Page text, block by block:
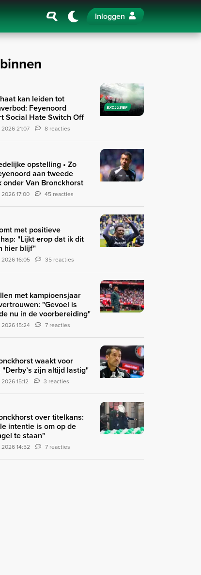
Inloggen
EXCLUSIEF
kan leiden tot
Feyenoord
Social Hate Switch Off
21:07 8 reacties
opstelling • Zo
aan tweede
onder Van Bronckhorst
17:00 45 reacties
met positieve
"Lijkt erop dat ik dit
hier blijf"
2026 16:05 35 reacties
met kampioensjaar
"Gevoel is
nu in de voorbereiding"
2026 15:24 7 reacties
waakt voor
zijn altijd lastig"
15:12 3 reacties
over titelkans:
intentie is om op de
te staan"
14:52 7 reacties